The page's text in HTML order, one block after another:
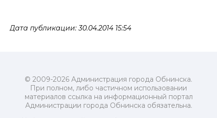
Дата публикации: 30.04.2014 15:54
© 2009-2026 Администрация города Обнинска.
При полном, либо частичном использовании
материалов ссылка на информационный портал
Администрации города Обнинска обязательна.